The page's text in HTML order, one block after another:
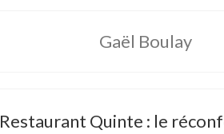
Gaël Boulay
Restaurant Quinte : le